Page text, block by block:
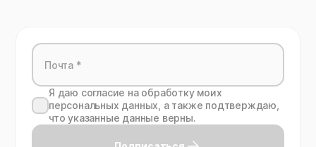
Я даю согласие на обработку моих
персональных данных, а также подтверждаю,
что указанные данные верны.